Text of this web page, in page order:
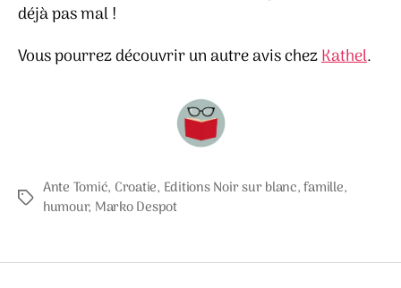
déjà pas mal !
Vous pourrez découvrir un autre avis chezKathel.
Étiquettes
Ante Tomić, Croatie, Editions Noir sur blanc,famille,
humour, Marko Despot